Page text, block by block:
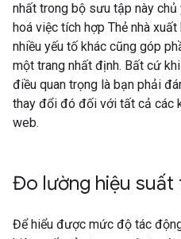
nhất trong bộ sưu tập này
hoá việc tích hợp Thẻ nhà
nhiều yếu tố khác cũng góp
một trang nhất định. Bất cứ
điều quan trọng là bạn phải
thay đổi đó đối với tất cả các
web.
Đo lường hiệu suất
Để hiểu được mức độ tác